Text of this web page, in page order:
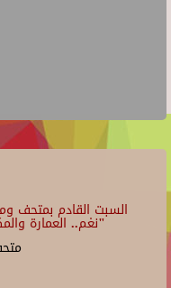
السبت القادم بمتحف
"نغم.. العمارة